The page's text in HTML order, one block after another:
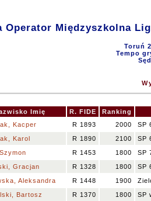
Operator Międzyszkolna
Toruń
Tempo
Imię R. FIDE
Ranking
Kacper R 1893 2000
SP
Karol R 1890 2100
SP
R 1453 1800
SP
Gracjan R 1328 1800
SP
Aleksandra R 1448 1900
Bartosz R 1370 1800
SP